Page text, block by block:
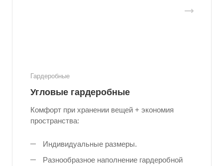
Гардеробные
Угловые гардеробные
Комфорт при хранении вещей + экономия
пространства:
Индивидуальные размеры.
Разнообразное наполнение гардеробной